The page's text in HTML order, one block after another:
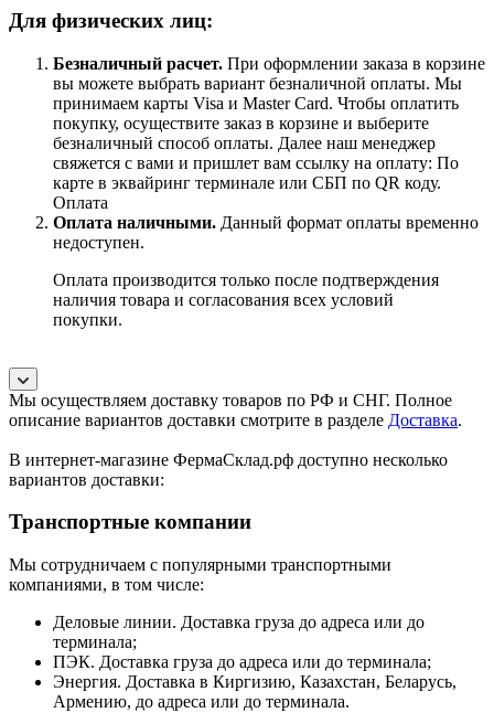
Для физических лиц:
Безналичный расчет. При оформлении заказа в корзине
вы можете выбрать вариант безналичной оплаты. Мы
принимаем карты Visa и Master Card. Чтобы оплатить
покупку, осуществите заказ в корзине и выберите
безналичный способ оплаты. Далее наш менеджер
свяжется с вами и пришлет вам ссылку на оплату: По
карте в эквайринг терминале или СБП по QR коду.
Оплата
Оплата наличными. Данный формат оплаты временно
недоступен.
Оплата производится только после подтверждения
наличия товара и согласования всех условий
покупки.
Мы осуществляем доставку товаров по РФ и СНГ. Полное
описание вариантов доставки смотрите в разделе Доставка.
В интернет-магазине ФермаСклад.рф доступно несколько
вариантов доставки:
Транспортные компании
Мы сотрудничаем с популярными транспортными
компаниями, в том числе:
Деловые линии. Доставка груза до адреса или до
терминала;
ПЭК. Доставка груза до адреса или до терминала;
Энергия. Доставка в Киргизию, Казахстан, Беларусь,
Армению, до адреса или до терминала.